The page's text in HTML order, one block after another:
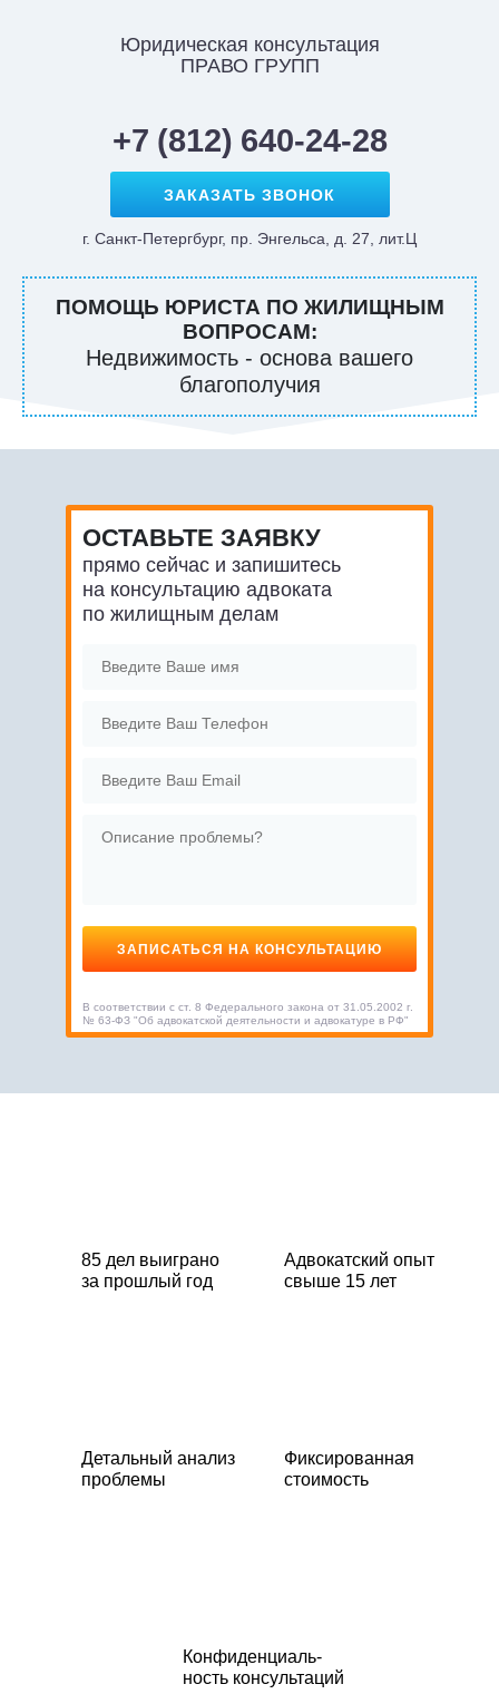
Юридическая консультация
ПРАВО ГРУПП
+7 (812) 640-24-28
ЗАКАЗАТЬ ЗВОНОК
г. Санкт-Петергбург, пр. Энгельса, д. 27, лит.Ц
ПОМОЩЬ ЮРИСТА ПО ЖИЛИЩНЫМ
ВОПРОСАМ:
Недвижимость - основа вашего
благополучия
ОСТАВЬТЕ ЗАЯВКУ
прямо сейчас и запишитесь
на консультацию адвоката
по жилищным делам
В соответствии с ст. 8 Федерального закона от 31.05.2002 г.
№ 63-ФЗ "Об адвокатской деятельности и адвокатуре в РФ"
85 дел выиграно
за прошлый год
Адвокатский опыт
свыше 15 лет
Детальный анализ
проблемы
Фиксированная
стоимость
Конфиденциаль-
ность консультаций